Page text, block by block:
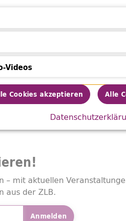
– einem erfahrenen
Ab Februar jeden
– mit aktuellen
aus der ZLB.
Anmelden
Videos
Cookies akzeptieren Alle